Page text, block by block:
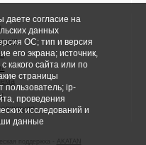
даете согласие на
данных
ОС; тип и версия
его экрана; источник,
какого сайта или по
страницы
пользователь; ip-
проведения
исследований и
данные